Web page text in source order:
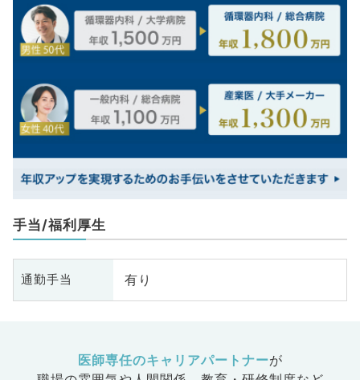
手当/福利厚生
通勤手当 有り
医師専任のキャリアパートナーが